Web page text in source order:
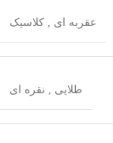
عقربه ای کلاسیک
طلایی نقره ای